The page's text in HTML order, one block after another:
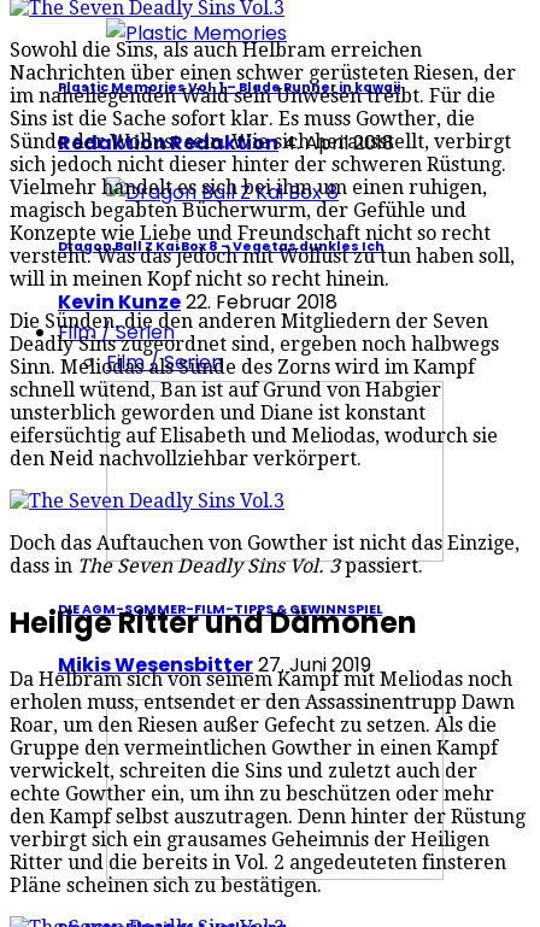
Plastic Memories Vol. 1 – Blade Runner in kawaii
Redaktion Redaktion4. April 2018
Dragon Ball Z Kai Box 8 – Vegetas dunkles Ich
Kevin Kunze22. Februar 2018
Film / Serien
Film / Serien
DIE AGM-SOMMER-FILM-TIPPS & GEWINNSPIEL
Mikis Wesensbitter27. Juni 2019
Sowohl die Sins, als auch Helbram erreichen
Nachrichten über einen schwer gerüsteten Riesen, der
im naheliegenden Wald sein Unwesen treibt. Für die
Sins ist die Sache sofort klar. Es muss Gowther, die
Sünde der Wollust sein. Wie sich herausstellt, verbirgt
sich jedoch nicht dieser hinter der schweren Rüstung.
Vielmehr handelt es sich bei ihm um einen ruhigen,
magisch begabten Bücherwurm, der Gefühle und
Konzepte wie Liebe und Freundschaft nicht so recht
versteht. Was das jedoch mit Wollust zu tun haben soll,
will in meinen Kopf nicht so recht hinein.
Die Sünden, die den anderen Mitgliedern der Seven
Deadly Sins zugeordnet sind, ergeben noch halbwegs
Sinn. Meliodas als Sünde des Zorns wird im Kampf
schnell wütend, Ban ist auf Grund von Habgier
unsterblich geworden und Diane ist konstant
eifersüchtig auf Elisabeth und Meliodas, wodurch sie
den Neid nachvollziehbar verkörpert.
Doch das Auftauchen von Gowther ist nicht das Einzige,
dass in The Seven Deadly Sins Vol. 3passiert.
Heilige Ritter und Dämonen
Da Helbram sich von seinem Kampf mit Meliodas noch
erholen muss, entsendet er den Assassinentrupp Dawn
Roar, um den Riesen außer Gefecht zu setzen. Als die
Gruppe den vermeintlichen Gowther in einen Kampf
verwickelt, schreiten die Sins und zuletzt auch der
echte Gowther ein, um ihn zu beschützen oder mehr
den Kampf selbst auszutragen. Denn hinter der Rüstung
verbirgt sich ein grausames Geheimnis der Heiligen
Ritter und die bereits in Vol. 2 angedeuteten finsteren
Pläne scheinen sich zu bestätigen.